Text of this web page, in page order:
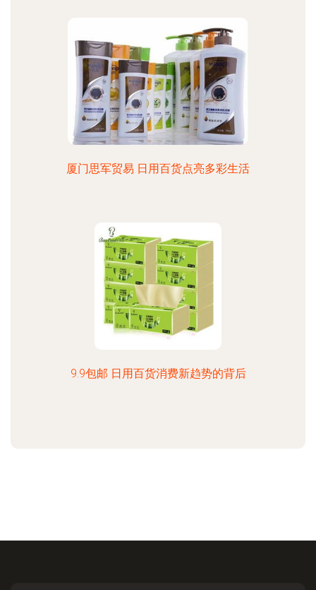
厦门思军贸易 日用百货点亮多彩生活
9.9包邮 日用百货消费新趋势的背后